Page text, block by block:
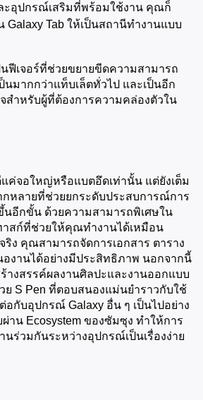
ะอุปกรณ์เสริมที่พร้อมใช้งาน คุณก็
Galaxy Tab ให้เป็นสถานีทำงานแบบ
นฟีเจอร์ที่ช่วยขยายขีดความสามารถ
นมากกว่าแท็บเล็ตทั่วไป และเป็นอีก
สำหรับผู้ที่ต้องการความคล่องตัวใน
ค่จอใหญ่หรือแบตอึดเท่านั้น แต่ยังเต็ม
หลายที่ช่วยยกระดับประสบการณ์การ
อีกขั้น ด้วยความสามารถพิเศษใน
สก์ที่ช่วยให้คุณทำงานได้เหมือน
ริง คุณสามารถจัดการเอกสาร ตาราง
งานได้อย่างมีประสิทธิภาพ นอกจากนี้
างสรรค์ผลงานศิลปะและงานออกแบบ
ย S Pen ที่ตอบสนองแม่นยำราวกับใช้
อกับอุปกรณ์ Galaxy อื่น ๆ เป็นไปอย่าง
าน Ecosystem ของซัมซุง ทำให้การ
นร่วมกันระหว่างอุปกรณ์เป็นเรื่องง่าย